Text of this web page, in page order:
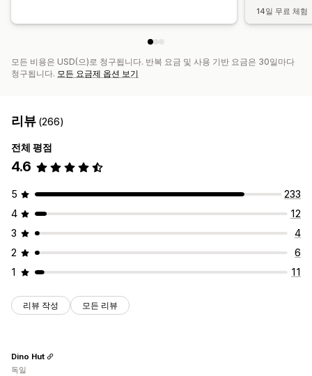
14일 무료 체험
모든 비용은 USD(으)로 청구됩니다. 반복 요금 및 사용 기반 요금은 30일마다
청구됩니다. 모든 요금제 옵션 보기
리뷰 (266)
전체 평점
4.6
5
233
4
12
3
4
2
6
1
11
리뷰 작성 모든 리뷰
Dino Hut
독일